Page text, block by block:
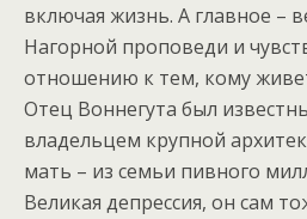
включая жизнь. А главное –
Нагорной проповеди и
отношению к тем, кому
Отец Воннегута был
владельцем крупной
мать – из семьи пивного
Великая депрессия, он сам